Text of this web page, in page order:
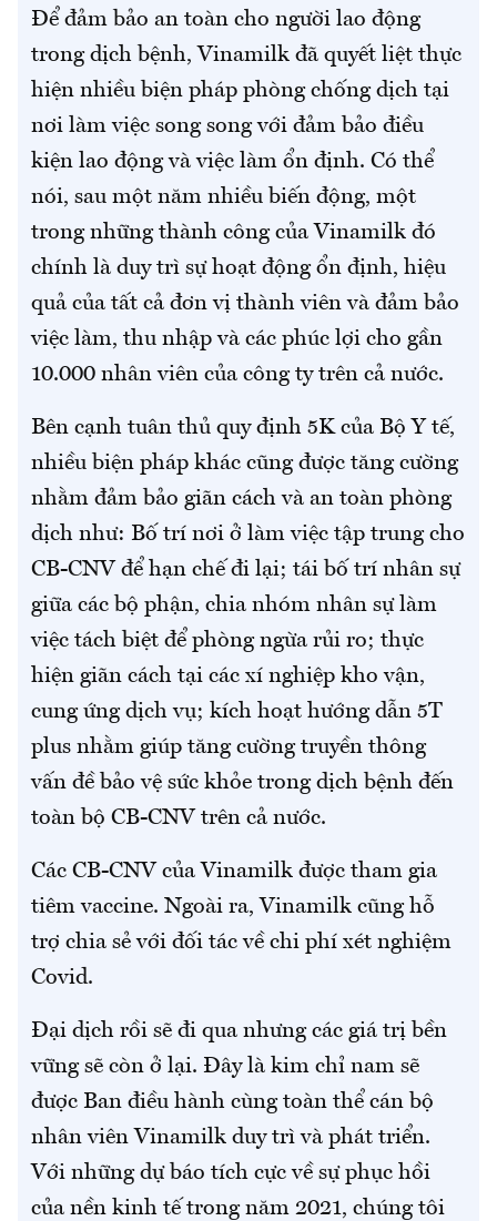
Để đảm bảo an toàn cho người lao động
trong dịch bệnh, Vinamilk đã quyết liệt thực
hiện nhiều biện pháp phòng chống dịch tại
nơi làm việc song song với đảm bảo điều
kiện lao động và việc làm ổn định. Có thể
nói, sau một năm nhiều biến động, một
trong những thành công của Vinamilk đó
chính là duy trì sự hoạt động ổn định, hiệu
quả của tất cả đơn vị thành viên và đảm bảo
việc làm, thu nhập và các phúc lợi cho gần
10.000 nhân viên của công ty trên cả nước.
Bên cạnh tuân thủ quy định 5K của Bộ Y tế,
nhiều biện pháp khác cũng được tăng cường
nhằm đảm bảo giãn cách và an toàn phòng
dịch như: Bố trí nơi ở làm việc tập trung cho
CB-CNV để hạn chế đi lại; tái bố trí nhân sự
giữa các bộ phận, chia nhóm nhân sự làm
việc tách biệt để phòng ngừa rủi ro; thực
hiện giãn cách tại các xí nghiệp kho vận,
cung ứng dịch vụ; kích hoạt hướng dẫn 5T
plus nhằm giúp tăng cường truyền thông
vấn đề bảo vệ sức khỏe trong dịch bệnh đến
toàn bộ CB-CNV trên cả nước.
Các CB-CNV của Vinamilk được tham gia
tiêm vaccine. Ngoài ra, Vinamilk cũng hỗ
trợ chia sẻ với đối tác về chi phí xét nghiệm
Covid.
Đại dịch rồi sẽ đi qua nhưng các giá trị bền
vững sẽ còn ở lại. Đây là kim chỉ nam sẽ
được Ban điều hành cùng toàn thể cán bộ
nhân viên Vinamilk duy trì và phát triển.
Với những dự báo tích cực về sự phục hồi
của nền kinh tế trong năm 2021, chúng tôi